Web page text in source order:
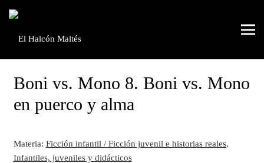
Boni vs. Mono 8. Boni vs. Mono
en puerco y alma
Materia: Ficción infantil / Ficción juvenil e historias reales,
Infantiles, juveniles y didácticos